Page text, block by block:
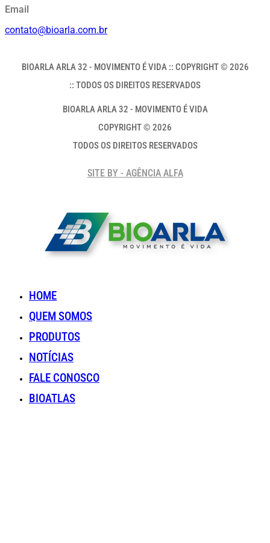
Email
contato@bioarla.com.br
BIOARLA ARLA 32 - MOVIMENTO É VIDA :: COPYRIGHT © 2026
:: TODOS OS DIREITOS RESERVADOS
BIOARLA ARLA 32 - MOVIMENTO É VIDA
COPYRIGHT © 2026
TODOS OS DIREITOS RESERVADOS
SITE BY - AGÊNCIA ALFA
HOME
QUEM SOMOS
PRODUTOS
NOTÍCIAS
FALE CONOSCO
BIOATLAS